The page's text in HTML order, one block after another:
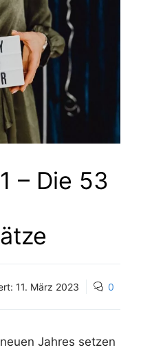
– Die 53
11. März 2023 0
Jahres setzen